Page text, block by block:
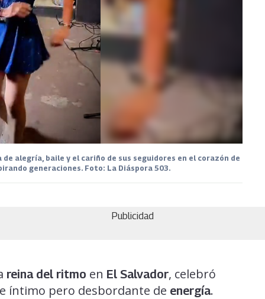
alegría, baile y el cariño de sus seguidores en el corazón de
generaciones. Foto: La Diáspora 503.
Publicidad
reina del ritmo en El Salvador, celebró
íntimo pero desbordante de energía.